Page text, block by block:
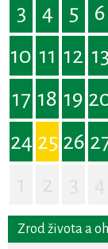
3
4 5 6
10 11 12 13
17 18 19
24 25 26
Zrod života a